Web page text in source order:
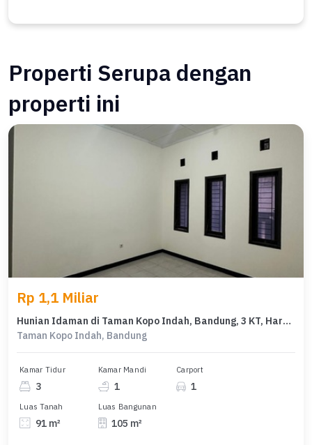
Properti Serupa dengan
properti ini
Rp 1,1 Miliar
Hunian Idaman di Taman Kopo Indah, Bandung, 3 KT, Harga 1,1 Miliar
Taman Kopo Indah, Bandung
Kamar Tidur
3
Kamar Mandi
1
Carport
1
Luas Tanah
91 m²
Luas Bangunan
105 m²